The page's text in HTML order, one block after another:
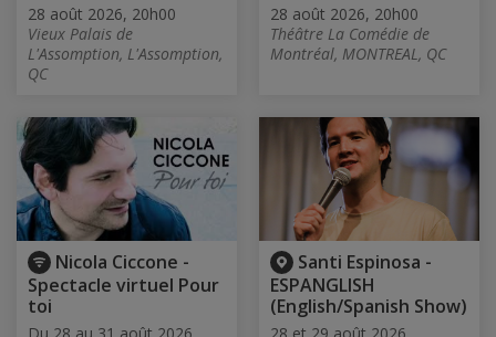
28 août 2026, 20h00
Vieux Palais de
L'Assomption, L'Assomption,
QC
28 août 2026, 20h00
Théâtre La Comédie de
Montréal, MONTREAL, QC
Nicola Ciccone -
Spectacle virtuel Pour
toi
Santi Espinosa -
ESPANGLISH
(English/Spanish Show)